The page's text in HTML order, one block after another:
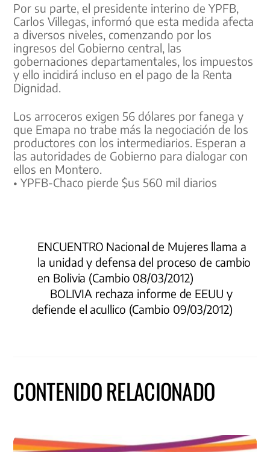
Por su parte, el presidente interino de YPFB,
Carlos Villegas, informó que esta medida afecta
a diversos niveles, comenzando por los
ingresos del Gobierno central, las
gobernaciones departamentales, los impuestos
y ello incidirá incluso en el pago de la Renta
Dignidad.
Los arroceros exigen 56 dólares por fanega y
que Emapa no trabe más la negociación de los
productores con los intermediarios. Esperan a
las autoridades de Gobierno para dialogar con
ellos en Montero.
• YPFB-Chaco pierde $us 560 mil diarios
ENCUENTRO Nacional de Mujeres llama a
la unidad y defensa del proceso de cambio
en Bolivia (Cambio 08/03/2012)
BOLIVIA rechaza informe de EEUU y
defiende el acullico (Cambio 09/03/2012)
CONTENIDO RELACIONADO